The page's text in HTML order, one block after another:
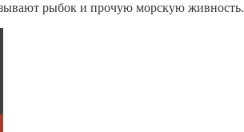
рыбок и прочую морскую живность.